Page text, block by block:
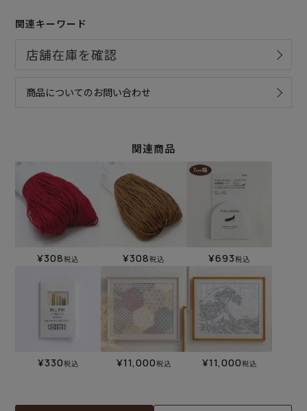
関連キーワード
商品についてのお問い合わせ
関連商品
¥308税込 ¥308税込 ¥693税込
¥330税込 ¥11,000税込 ¥11,000税込